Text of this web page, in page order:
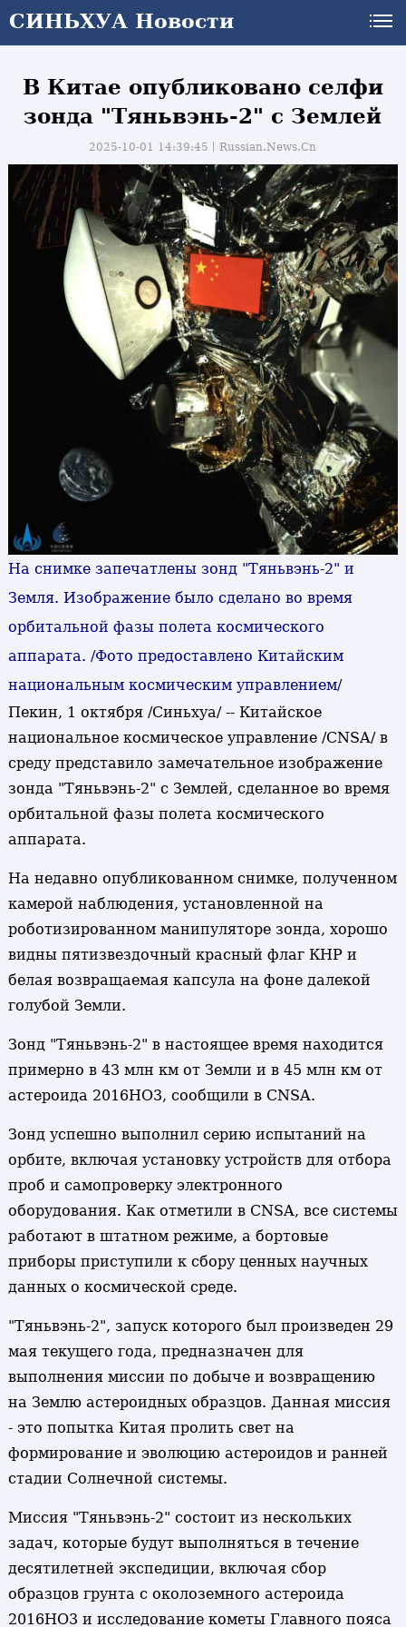
СИНЬХУА Новости
СИНЬХУА Новости
В Китае опубликовано селфи
зонда "Тяньвэнь-2" с Землей
2025-10-01 14:39:45丨Russian.News.Cn
На снимке запечатлены зонд "Тяньвэнь-2" и
Земля. Изображение было сделано во время
орбитальной фазы полета космического
аппарата. /Фото предоставлено Китайским
национальным космическим управлением/
Пекин, 1 октября /Синьхуа/ -- Китайское
национальное космическое управление /CNSA/ в
среду представило замечательное изображение
зонда "Тяньвэнь-2" с Землей, сделанное во время
орбитальной фазы полета космического
аппарата.
На недавно опубликованном снимке, полученном
камерой наблюдения, установленной на
роботизированном манипуляторе зонда, хорошо
видны пятизвездочный красный флаг КНР и
белая возвращаемая капсула на фоне далекой
голубой Земли.
Зонд "Тяньвэнь-2" в настоящее время находится
примерно в 43 млн км от Земли и в 45 млн км от
астероида 2016HO3, сообщили в CNSA.
Зонд успешно выполнил серию испытаний на
орбите, включая установку устройств для отбора
проб и самопроверку электронного
оборудования. Как отметили в CNSA, все системы
работают в штатном режиме, а бортовые
приборы приступили к сбору ценных научных
данных о космической среде.
"Тяньвэнь-2", запуск которого был произведен 29
мая текущего года, предназначен для
выполнения миссии по добыче и возвращению
на Землю астероидных образцов. Данная миссия
- это попытка Китая пролить свет на
формирование и эволюцию астероидов и ранней
стадии Солнечной системы.
Миссия "Тяньвэнь-2" состоит из нескольких
задач, которые будут выполняться в течение
десятилетней экспедиции, включая сбор
образцов грунта с околоземного астероида
2016HO3 и исследование кометы Главного пояса